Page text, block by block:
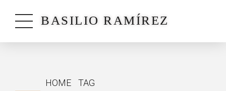
BASILIO RAMÍREZ
HOME TAG